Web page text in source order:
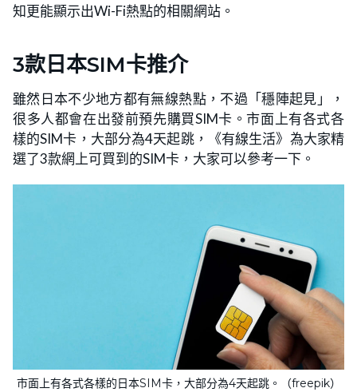
知更能顯示出Wi-Fi熱點的相關網站。
3款日本SIM卡推介
雖然日本不少地方都有無線熱點，不過「穩陣起見」，
很多人都會在出發前預先購買SIM卡。市面上有各式各
樣的SIM卡，大部分為4天起跳，《有線生活》為大家精
選了3款網上可買到的SIM卡，大家可以參考一下。
市面上有各式各樣的日本SIM卡，大部分為4天起跳。（freepik）